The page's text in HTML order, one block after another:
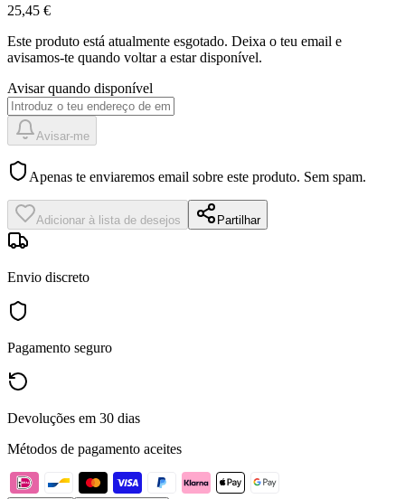
25,45 €
Este produto está atualmente esgotado. Deixa o teu email e
avisamos-te quando voltar a estar disponível.
Avisar quando disponível
Avisar-me
Apenas te enviaremos email sobre este produto. Sem spam.
Adicionar à lista de desejos Partilhar
Envio discreto
Pagamento seguro
Devoluções em 30 dias
Métodos de pagamento aceites